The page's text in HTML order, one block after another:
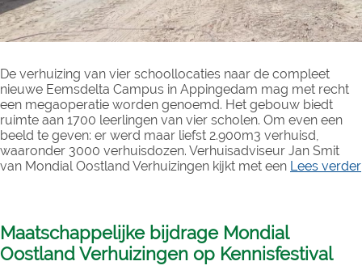
De verhuizing van vier schoollocaties naar de compleet
nieuwe Eemsdelta Campus in Appingedam mag met recht
een megaoperatie worden genoemd. Het gebouw biedt
ruimte aan 1700 leerlingen van vier scholen. Om even een
beeld te geven: er werd maar liefst 2.900m3 verhuisd,
waaronder 3000 verhuisdozen. Verhuisadviseur Jan Smit
van Mondial Oostland Verhuizingen kijkt met een Lees verder
Maatschappelijke bijdrage Mondial
Oostland Verhuizingen op Kennisfestival